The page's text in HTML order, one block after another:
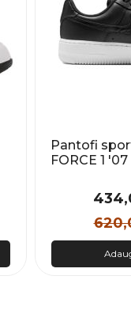
Pantofi
FORCE 1